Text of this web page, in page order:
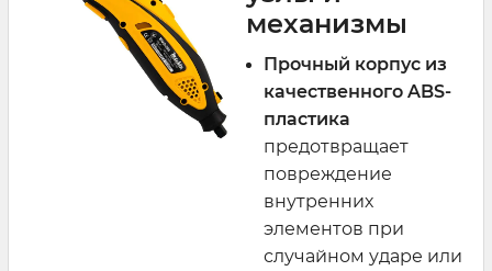
механизмы
Прочный корпус из
качественного ABS-
пластика
предотвращает
повреждение
внутренних
элементов при
случайном ударе или